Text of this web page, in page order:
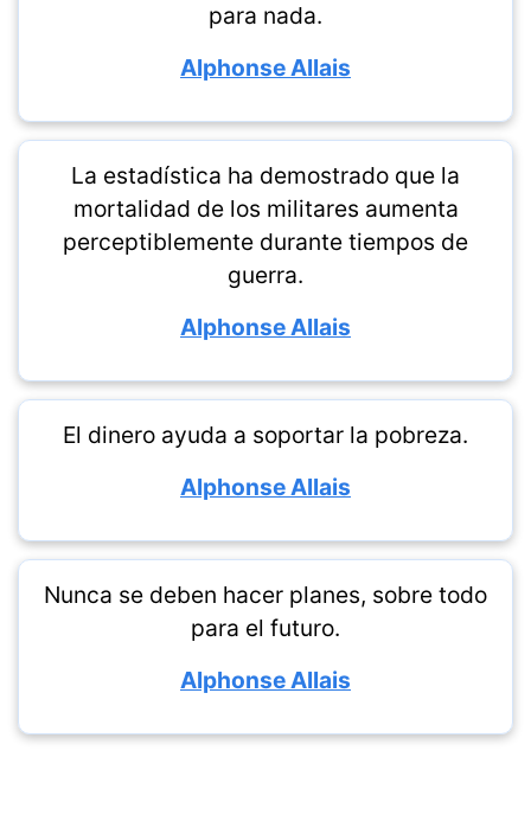
para nada.
Alphonse Allais
La estadística ha demostrado que la
mortalidad de los militares aumenta
perceptiblemente durante tiempos de
guerra.
Alphonse Allais
El dinero ayuda a soportar la pobreza.
Alphonse Allais
Nunca se deben hacer planes, sobre todo
para el futuro.
Alphonse Allais